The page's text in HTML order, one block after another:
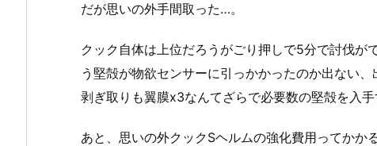
だが思いの外手間取った…。
クック自体は上位だろうがごり押しで5分で討伐が
う堅殻が物欲センサーに引っかかったのか出ない、
剥ぎ取りも翼膜x3なんてざらで必要数の堅殻を入
あと、思いの外クックSヘルムの強化費用ってかか